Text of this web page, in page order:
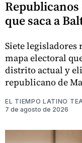
que saca a
Siete
mapa electoral
distrito actual y
republicano de
EL TIEMPO LATINO
7 de agosto de 2026